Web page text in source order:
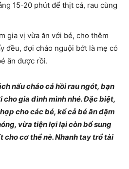
15-20 phút để thịt cá, rau cùng
gia vị vừa ăn với bé, cho thêm
đều, đợi cháo nguội bớt là mẹ có
ăn được rồi.
nấu cháo cá hồi rau ngót, bạn
cho gia đình mình nhé. Đặc biệt,
cho các bé, kể cả bé ăn dặm
vừa tiện lợi lại còn bổ sung
cơ thể nè. Nhanh tay trổ tài